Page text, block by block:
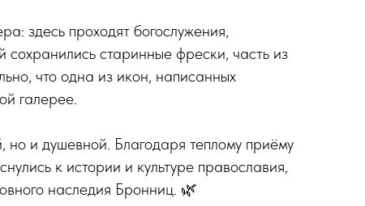
здесь проходят богослужения,
старинные фрески, часть из
что одна из икон, написанных
галерее.
но и душевной. Благодаря теплому приёму
к истории и культуре православия,
наследия Бронниц. 🌿